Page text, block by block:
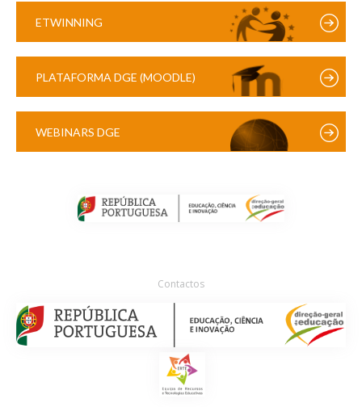
ETWINNING
PLATAFORMA DGE (MOODLE)
WEBINARS DGE
Contactos